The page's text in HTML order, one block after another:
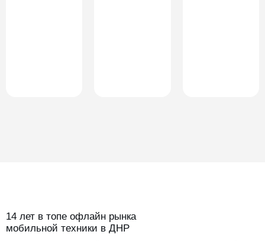
14 лет в топе офлайн рынка
мобильной техники в ДНР